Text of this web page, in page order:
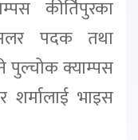
कीर्तिपुरका
पदक तथा
पुल्चोक क्याम्पस
भाइस